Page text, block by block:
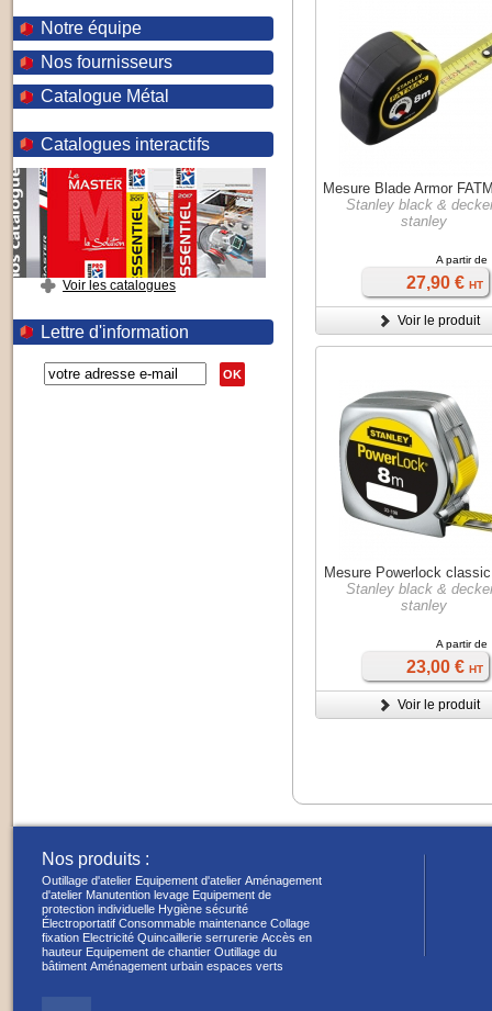
Notre équipe
Nos fournisseurs
Catalogue Métal
Catalogues interactifs
Voir les catalogues
Lettre d'information
OK
Mesure Blade Armor
Stanley black &
stanley
A partir de
27,90 € HT
Voir le produit
Mesure Powerlock
Stanley black &
stanley
A partir de
23,00 € HT
Voir le produit
Nos produits :
Outillage d'atelier Equipement d'atelier Aménagement
d'atelier Manutention levage Equipement de
protection individuelle Hygiène sécurité
Électroportatif Consommable maintenance Collage
fixation Electricité Quincaillerie serrurerie Accès en
hauteur Equipement de chantier Outillage du
bâtiment Aménagement urbain espaces verts